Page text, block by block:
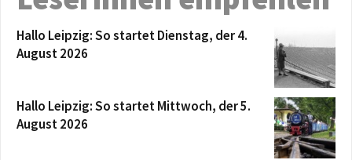
Hallo Leipzig: So startet Dienstag, der 4.
August 2026
Hallo Leipzig: So startet Mittwoch, der 5.
August 2026